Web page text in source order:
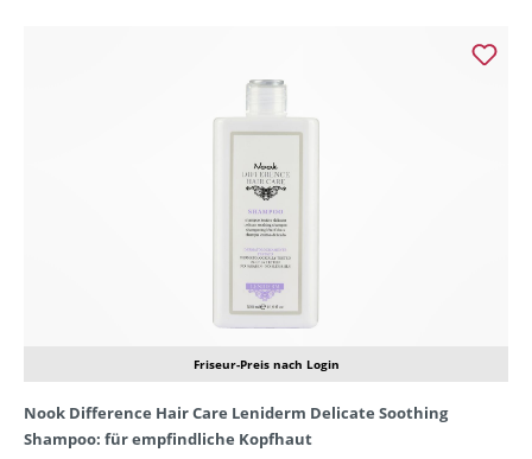
Friseur-Preis nach Login
Nook Difference Hair Care Leniderm Delicate Soothing
Shampoo: für empfindliche Kopfhaut